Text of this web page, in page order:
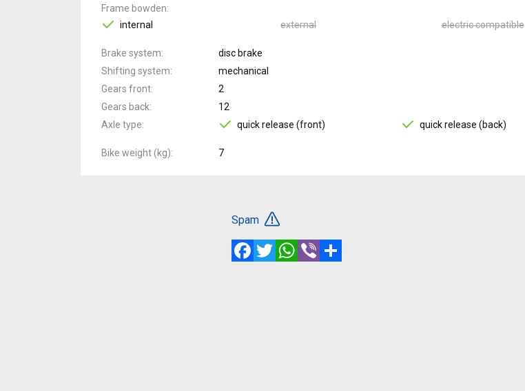
Frame bowden
internal
external electric compatible
Brake system
disc brake
Shifting system
mechanical
Gears front
2
Gears back
12
Axle type
quick release (front) quick release (back)
Bike weight (kg) 7
Spam
FacebookTwitterWhatsApp
Viber